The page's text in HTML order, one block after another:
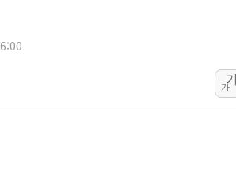
이지스자산
한국투자증
가